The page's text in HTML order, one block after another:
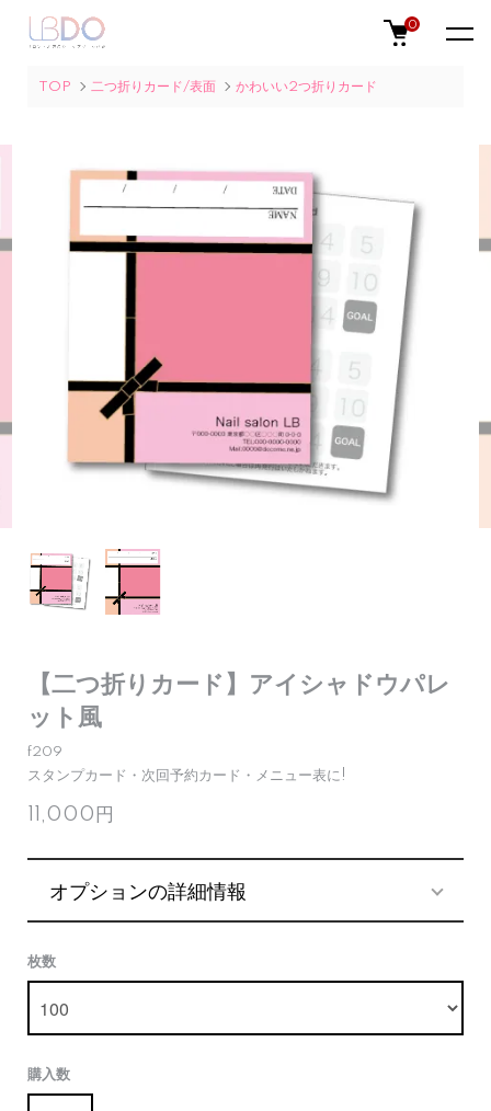
0
TOP 二つ折りカード/表面 かわいい2つ折りカード
【二つ折りカード】アイシャドウパレ
ット風
f209
スタンプカード・次回予約カード・メニュー表に!
11,000円
オプションの詳細情報
枚数
購入数